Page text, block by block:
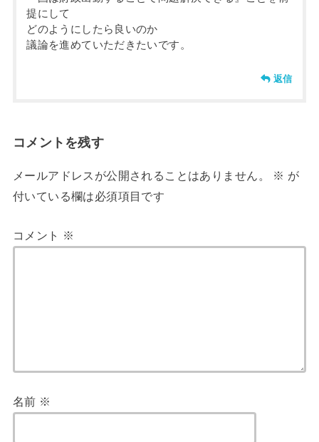
提にして
どのようにしたら良いのか
議論を進めていただきたいです。
返信
コメントを残す
メールアドレスが公開されることはありません。 ※ が
付いている欄は必須項目です
コメント ※
名前 ※